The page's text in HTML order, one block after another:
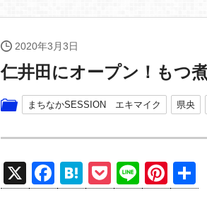
2020年3月3日
仁井田にオープン！もつ
まちなかSESSION エキマイク 県央
X
F
H
P
Li
Pi